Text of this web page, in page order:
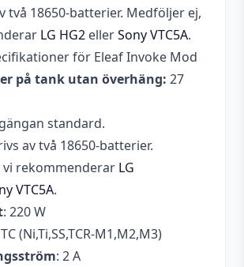
två 18650-batterier. Medföljer ej,
LG HG2 ellerSony VTC5A.
för Eleaf Invoke Mod
på tank utan överhäng: 27
standard.
av två 18650-batterier.
rekommenderar LG
VTC5A.
: 220 W
(Ni,Ti,SS,TCR-M1,M2,M3)
: 2 A